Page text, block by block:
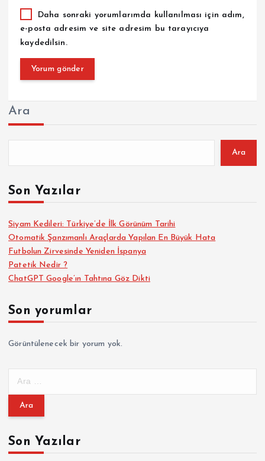
Daha sonraki yorumlarımda kullanılması için adım,
e-posta adresim ve site adresim bu tarayıcıya
kaydedilsin.
Ara
Ara
Son Yazılar
Siyam Kedileri: Türkiye’de İlk Görünüm Tarihi
Otomatik Şanzımanlı Araçlarda Yapılan En Büyük Hata
Futbolun Zirvesinde Yeniden İspanya
Patetik Nedir ?
ChatGPT Google’ın Tahtına Göz Dikti
Son yorumlar
Görüntülenecek bir yorum yok.
m
:Son Yazılar